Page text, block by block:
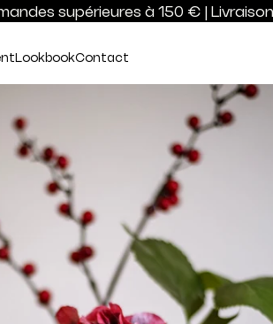
supérieures à 150 € |
LookbookContact